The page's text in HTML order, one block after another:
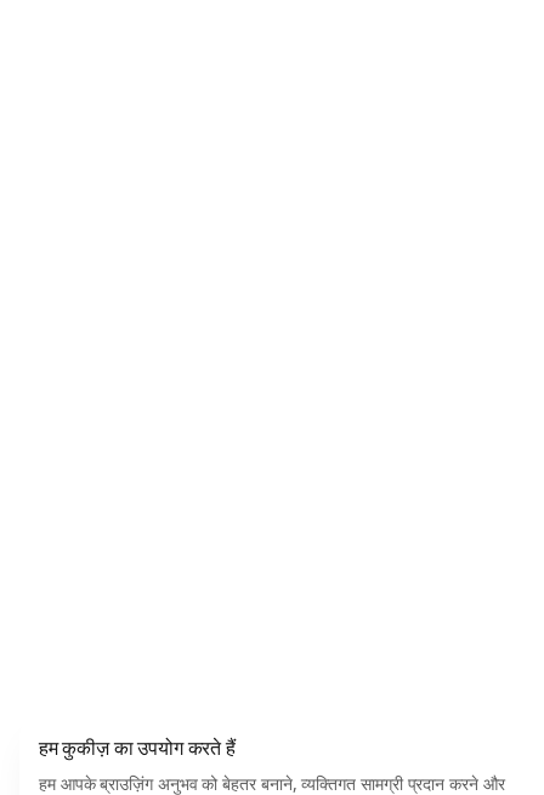
हम कुकीज़ का उपयोग करते हैं
हम आपके ब्राउज़िंग अनुभव को बेहतर बनाने, व्यक्तिगत सामग्री प्रदान करने और